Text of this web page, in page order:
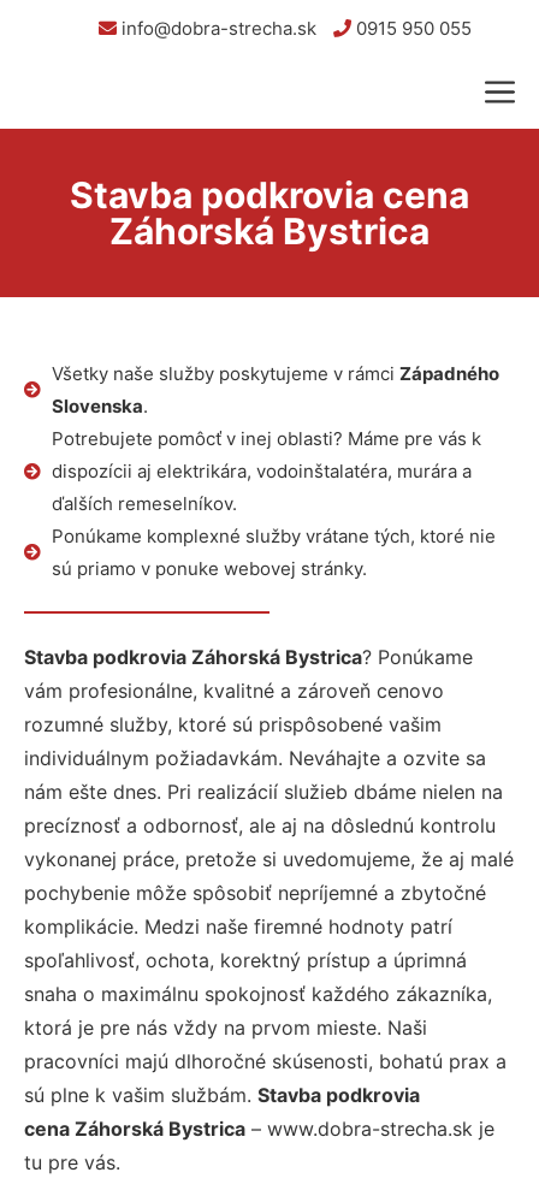
info@dobra-strecha.sk 0915 950 055
Stavba podkrovia cena
Záhorská Bystrica
Všetky naše služby poskytujeme v rámci Západného
Slovenska.
Potrebujete pomôcť v inej oblasti? Máme pre vás k
dispozícii aj elektrikára, vodoinštalatéra, murára a
ďalších remeselníkov.
Ponúkame komplexné služby vrátane tých, ktoré nie
sú priamo v ponuke webovej stránky.
Stavba podkrovia Záhorská Bystrica? Ponúkame
vám profesionálne, kvalitné a zároveň cenovo
rozumné služby, ktoré sú prispôsobené vašim
individuálnym požiadavkám. Neváhajte a ozvite sa
nám ešte dnes. Pri realizácií služieb dbáme nielen na
precíznosť a odbornosť, ale aj na dôslednú kontrolu
vykonanej práce, pretože si uvedomujeme, že aj malé
pochybenie môže spôsobiť nepríjemné a zbytočné
komplikácie. Medzi naše firemné hodnoty patrí
spoľahlivosť, ochota, korektný prístup a úprimná
snaha o maximálnu spokojnosť každého zákazníka,
ktorá je pre nás vždy na prvom mieste. Naši
pracovníci majú dlhoročné skúsenosti, bohatú prax a
sú plne k vašim službám. Stavba podkrovia
cena Záhorská Bystrica – www.dobra-strecha.sk je
tu pre vás.